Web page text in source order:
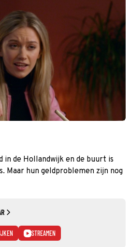
in de Hollandwijk en de buurt is
Maar hun geldproblemen zijn nog
STREAMEN